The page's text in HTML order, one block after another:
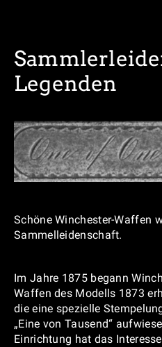
Legenden
Schöne Winchester-Waffen
Sammelleidenschaft.
Im Jahre 1875 begann
Waffen des Modells 1873
die eine spezielle
„Eine von Tausend“
Einrichtung hat das